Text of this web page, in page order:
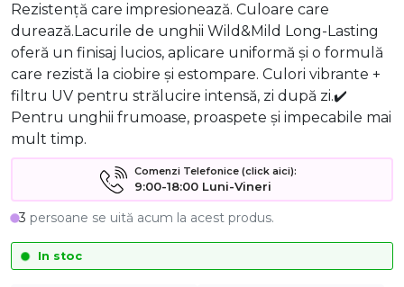
Rezistență care impresionează. Culoare care
durează.Lacurile de unghii Wild&Mild Long-Lasting
oferă un finisaj lucios, aplicare uniformă și o formulă
care rezistă la ciobire și estompare. Culori vibrante +
filtru UV pentru strălucire intensă, zi după zi.✔️
Pentru unghii frumoase, proaspete și impecabile mai
mult timp.
Comenzi Telefonice (click aici):
9:00-18:00 Luni-Vineri
3 persoane se uită acum la acest produs.
In stoc